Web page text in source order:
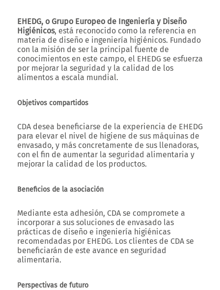
EHEDG, o Grupo Europeo de Ingeniería y Diseño
Higiénicos, está reconocido como la referencia en
materia de diseño e ingeniería higiénicos. Fundado
con la misión de ser la principal fuente de
conocimientos en este campo, el EHEDG se esfuerza
por mejorar la seguridad y la calidad de los
alimentos a escala mundial.
Objetivos compartidos
CDA desea beneficiarse de la experiencia de EHEDG
para elevar el nivel de higiene de sus máquinas de
envasado, y más concretamente de sus llenadoras,
con el fin de aumentar la seguridad alimentaria y
mejorar la calidad de los productos.
Beneficios de la asociación
Mediante esta adhesión, CDA se compromete a
incorporar a sus soluciones de envasado las
prácticas de diseño e ingeniería higiénicas
recomendadas por EHEDG. Los clientes de CDA se
beneficiarán de este avance en seguridad
alimentaria.
Perspectivas de futuro